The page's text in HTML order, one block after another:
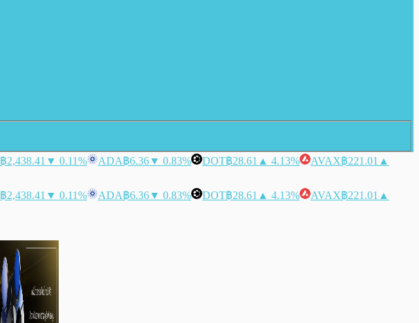
฿2,438.41 ▼ 0.11% ADA฿6.36▼ 0.83% DOT฿28.61 ▲ 4.13% AVAX฿221.01 ▲
฿2,438.41 ▼ 0.11% ADA฿6.36▼ 0.83% DOT฿28.61 ▲ 4.13% AVAX฿221.01 ▲